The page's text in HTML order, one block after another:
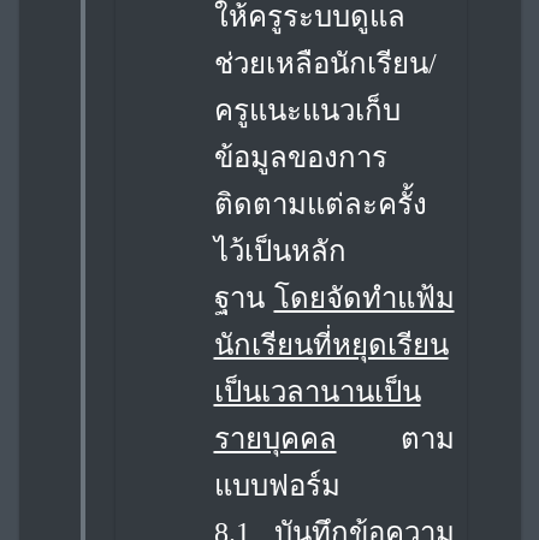
ให้ครูระบบดูแล
ช่วยเหลือนักเรียน/
ครูแนะแนวเก็บ
ข้อมูลของการ
ติดตามแต่ละครั้ง
ไว้เป็นหลัก
ฐาน โดยจัดทำแฟ้ม
นักเรียนที่หยุดเรียน
เป็นเวลานานเป็น
รายบุคคล ตาม
แบบฟอร์ม
8.1 บันทึกข้อความ